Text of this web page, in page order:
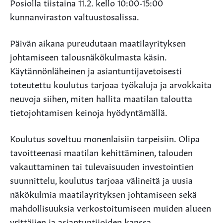
kunnanviraston valtuustosalissa.
Päivän aikana pureudutaan maatilayrityksen
johtamiseen talousnäkökulmasta käsin.
Käytännönläheinen ja asiantuntijavetoisesti
toteutettu koulutus tarjoaa työkaluja ja arvokkaita
neuvoja siihen, miten hallita maatilan taloutta
tietojohtamisen keinoja hyödyntämällä.
Koulutus soveltuu monenlaisiin tarpeisiin. Olipa
tavoitteenasi maatilan kehittäminen, talouden
vakauttaminen tai tulevaisuuden investointien
suunnittelu, koulutus tarjoaa välineitä ja uusia
näkökulmia maatilayrityksen johtamiseen sekä
mahdollisuuksia verkostoitumiseen muiden alueen